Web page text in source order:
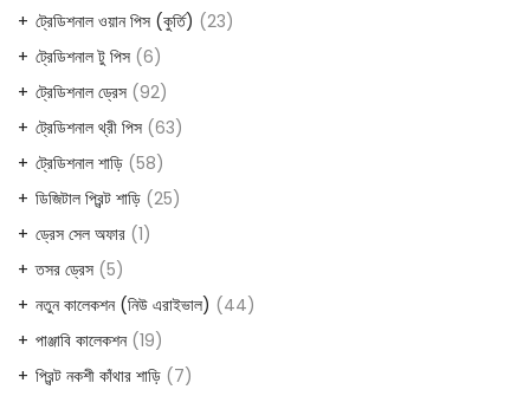
products
ট্রেডিশনাল ওয়ান পিস (কুর্তি) 2323
ট্রেডিশনাল টু পিস 66
products
ট্রেডিশনাল ড্রেস 9292
products
ট্রেডিশনাল থ্রী পিস 6363
ট্রেডিশনাল শাড়ি 5858
products
ডিজিটাল প্রিন্ট শাড়ি 2525
ড্রেস সেল অফার 11
তসর ড্রেস 55
products
নতুন কালেকশন (নিউ এরাইভাল) 4444
পাঞ্জাবি কালেকশন 1919
products
প্রিন্ট নকশী কাঁথার শাড়ি 77